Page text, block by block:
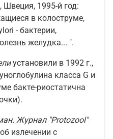
Швеция, 1995-й год:
в колоструме,
- бактерии,
желудка... ".
установили в 1992 г.,
класса G и
бакте-риостатична
Журнал "Protozool"
излечении с